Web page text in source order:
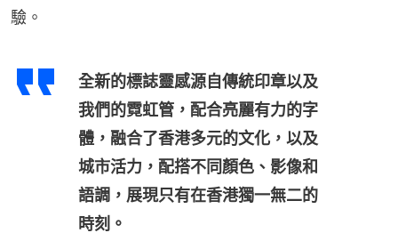
驗。
全新的標誌靈感源自傳統印章以及
我們的霓虹管，配合亮麗有力的字
體，融合了香港多元的文化，以及
城市活力，配搭不同顏色、影像和
語調，展現只有在香港獨一無二的
時刻。